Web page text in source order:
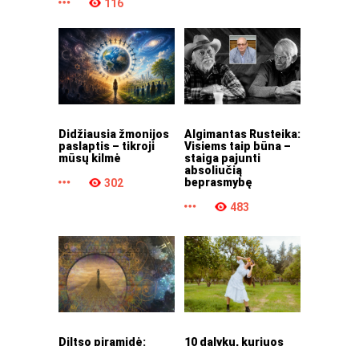
116
Didžiausia žmonijos
paslaptis – tikroji
mūsų kilmė
302
Algimantas Rusteika:
Visiems taip būna –
staiga pajunti
absoliučią
beprasmybę
483
Diltso piramidė:
10 dalykų, kuriuos